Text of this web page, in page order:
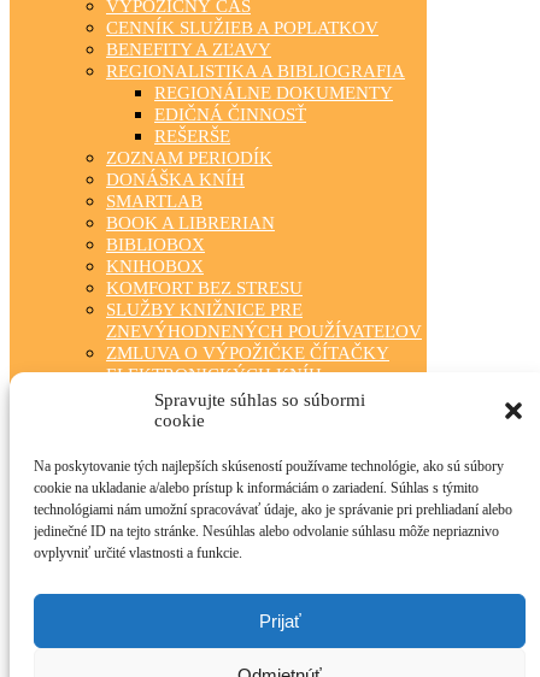
Spravujte súhlas so súbormi
cookie
Na poskytovanie tých najlepších skúseností používame technológie, ako sú súbory
cookie na ukladanie a/alebo prístup k informáciám o zariadení. Súhlas s týmito
technológiami nám umožní spracovávať údaje, ako je správanie pri prehliadaní alebo
jedinečné ID na tejto stránke. Nesúhlas alebo odvolanie súhlasu môže nepriaznivo
ovplyvniť určité vlastnosti a funkcie.
Prijať
VÝPOŽIČNÝ ČAS
CENNÍK SLUŽIEB A POPLATKOV
BENEFITY A ZĽAVY
REGIONALISTIKA A BIBLIOGRAFIA
REGIONÁLNE DOKUMENTY
EDIČNÁ ČINNOSŤ
REŠERŠE
ZOZNAM PERIODÍK
DONÁŠKA KNÍH
SMARTLAB
BOOK A LIBRERIAN
BIBLIOBOX
KNIHOBOX
KOMFORT BEZ STRESU
SLUŽBY KNIŽNICE PRE
ZNEVÝHODNENÝCH POUŽÍVATEĽOV
ZMLUVA O VÝPOŽIČKE ČÍTAČKY
ELEKTRONICKÝCH KNÍH
ZÁBAVA PRE KAŽDÉHO
TRIEDA ČÍTA S NAMI
STÁLA PONUKA
FOTOGALÉRIA
OBECNÉ KNIŽNICE
MANIFEST O VEREJNÝCH
KNIŽNICIACH
INFOLIB
OBECNÉ KNIŽNICE – KONTAKTY
PRÍRODA NEPOZNÁ HRANICE